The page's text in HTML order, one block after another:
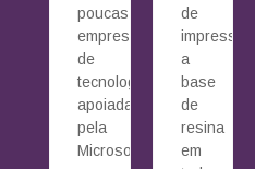
poucas
empresas
de
tecnologia
apoiada
pela
Microsoft
de
impressão
a
base
de
resina
em